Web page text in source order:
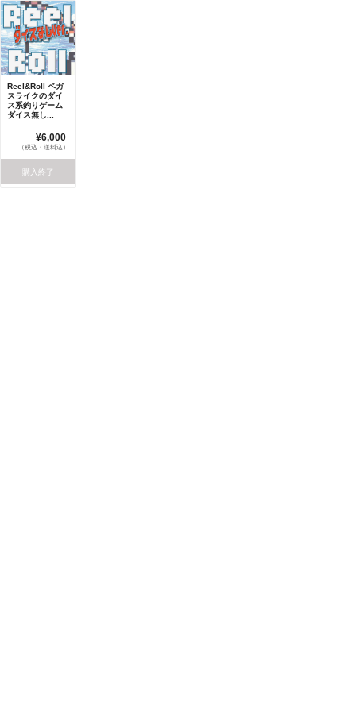
Reel&Roll ベガ
スライクのダイ
ス系釣りゲーム
ダイス無し...
¥6,000
（税込・送料込）
購入終了